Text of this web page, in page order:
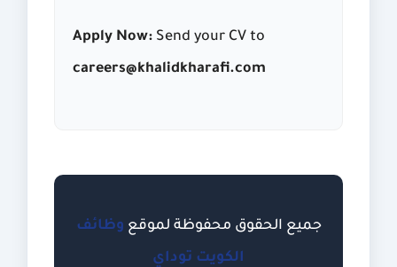
Apply Now: Send your CV to
careers@khalidkharafi.com
جميع الحقوق محفوظة لموقع وظائف
الكويت توداي